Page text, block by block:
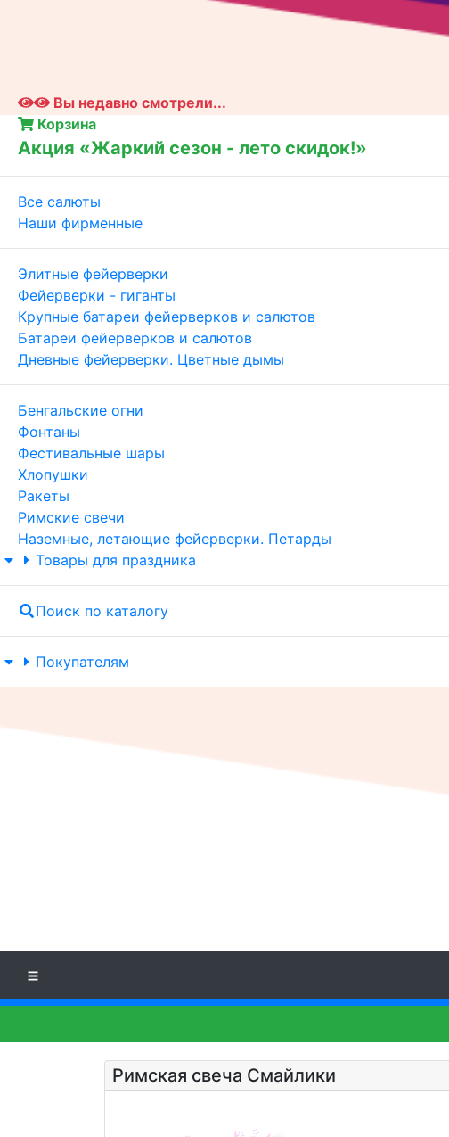
Вы недавно смотрели...
Корзина
Акция «Жаркий сезон - лето скидок!»
Все салюты
Наши фирменные
Элитные фейерверки
Фейерверки - гиганты
Крупные батареи фейерверков и салютов
Батареи фейерверков и салютов
Дневные фейерверки. Цветные дымы
Бенгальские огни
Фонтаны
Фестивальные шары
Хлопушки
Ракеты
Римские свечи
Наземные, летающие фейерверки. Петарды
Товары для праздника
Поиск по каталогу
Покупателям
Римская свеча Смайлики